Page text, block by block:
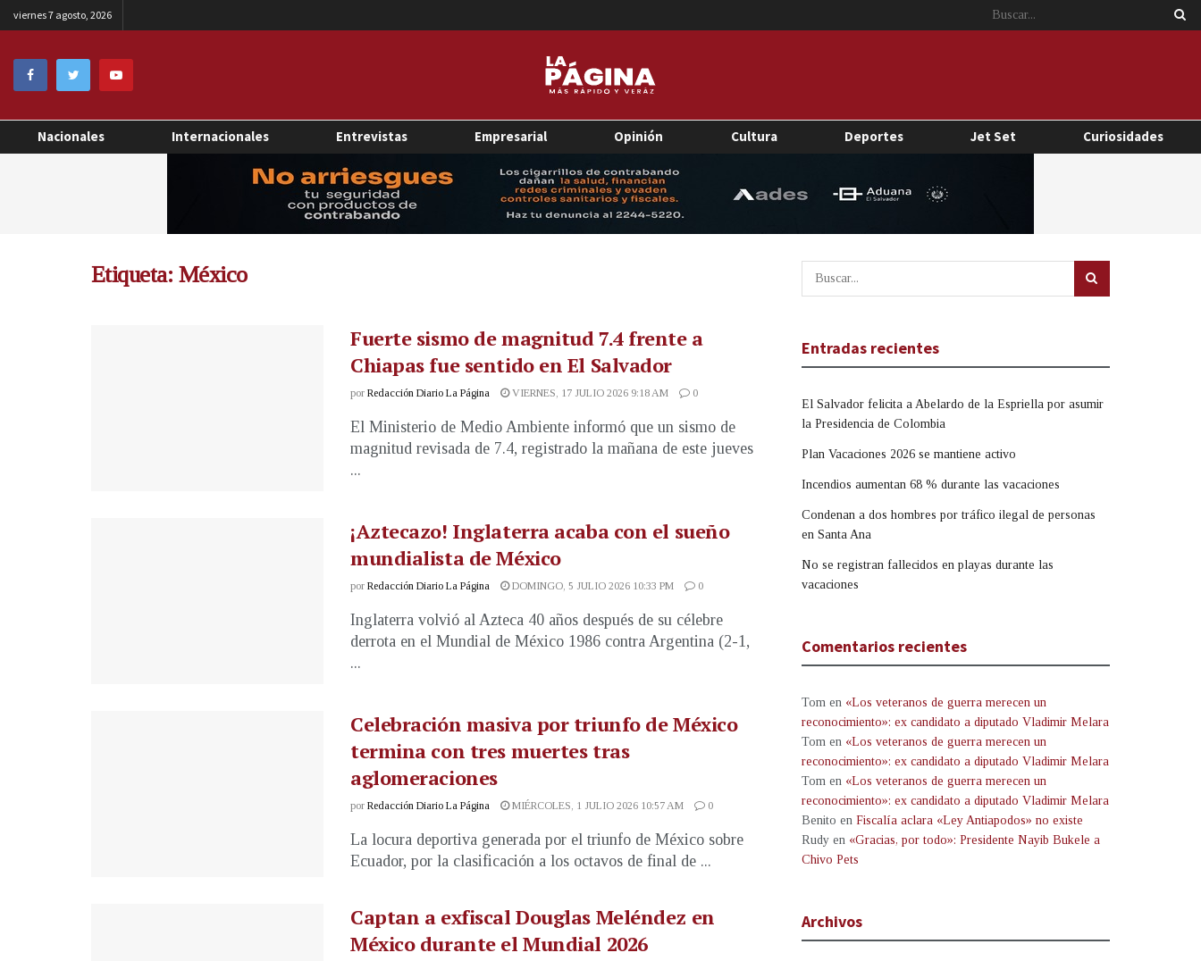
viernes 7 agosto, 2026
Nacionales Internacionales Entrevistas Empresarial Opinión Cultura Deportes Jet Set Curiosidades
Etiqueta: México
Fuerte sismo de magnitud 7.4 frente a
Chiapas fue sentido en El Salvador
por Redacción Diario La Página VIERNES, 17 JULIO 2026 9:18 AM 0
El Ministerio de Medio Ambiente informó que un sismo de
magnitud revisada de 7.4, registrado la mañana de este jueves
...
¡Aztecazo! Inglaterra acaba con el sueño
mundialista de México
por Redacción Diario La Página DOMINGO, 5 JULIO 2026 10:33 PM 0
Inglaterra volvió al Azteca 40 años después de su célebre
derrota en el Mundial de México 1986 contra Argentina (2-1,
...
Celebración masiva por triunfo de México
termina con tres muertes tras
aglomeraciones
por Redacción Diario La Página MIÉRCOLES, 1 JULIO 2026 10:57 AM 0
La locura deportiva generada por el triunfo de México sobre
Ecuador, por la clasificación a los octavos de final de ...
Captan a exfiscal Douglas Meléndez en
México durante el Mundial 2026
Entradas recientes
El Salvador felicita a Abelardo de la Espriella por asumir
la Presidencia de Colombia
Plan Vacaciones 2026 se mantiene activo
Incendios aumentan 68 % durante las vacaciones
Condenan a dos hombres por tráfico ilegal de personas
en Santa Ana
No se registran fallecidos en playas durante las
vacaciones
Comentarios recientes
Tom en «Los veteranos de guerra merecen un
reconocimiento»: ex candidato a diputado Vladimir Melara
Tom en «Los veteranos de guerra merecen un
reconocimiento»: ex candidato a diputado Vladimir Melara
Tom en «Los veteranos de guerra merecen un
reconocimiento»: ex candidato a diputado Vladimir Melara
Benito en Fiscalía aclara «Ley Antiapodos» no existe
Rudy en «Gracias, por todo»: Presidente Nayib Bukele a
Chivo Pets
Archivos